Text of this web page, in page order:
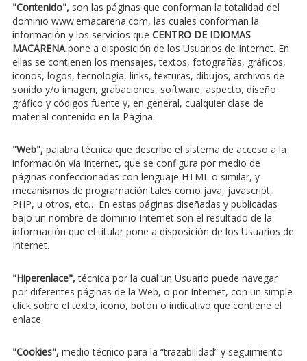
"Contenido", son las páginas que conforman la totalidad del
dominio www.emacarena.com, las cuales conforman la
información y los servicios que CENTRO DE IDIOMAS
MACARENApone a disposición de los Usuarios de Internet. En
ellas se contienen los mensajes, textos, fotografías, gráficos,
iconos, logos, tecnología, links, texturas, dibujos, archivos de
sonido y/o imagen, grabaciones, software, aspecto, diseño
gráfico y códigos fuente y, en general, cualquier clase de
material contenido en la Página.
"Web", palabra técnica que describe el sistema de acceso a la
información vía Internet, que se configura por medio de
páginas confeccionadas con lenguaje HTML o similar, y
mecanismos de programación tales como java, javascript,
PHP, u otros, etc… En estas páginas diseñadas y publicadas
bajo un nombre de dominio Internet son el resultado de la
información que el titular pone a disposición de los Usuarios de
Internet.
"Hiperenlace",técnica por la cual un Usuario puede navegar
por diferentes páginas de la Web, o por Internet, con un simple
click sobre el texto, icono, botón o indicativo que contiene el
enlace.
"Cookies", medio técnico para la “trazabilidad” y seguimiento